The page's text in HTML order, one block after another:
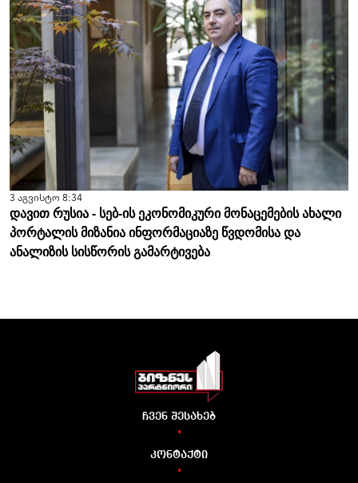
3 აგვისტო 8:34
დავით რუსია - სებ-ის ეკონომიკური მონაცემების ახალი
პორტალის მიზანია ინფორმაციაზე წვდომისა და
ანალიზის სისწორის გამარტივება
ჩვენ შესახებ
•
კონტაქტი
•